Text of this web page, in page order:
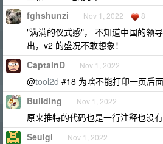
fghshunzi Nov 1, 2022 8
"满满的仪式感"， 不知道中国的领
出，v2 的盛况不敢想象！
CaptainD Nov 1, 2022
@tool2d #18 为啥不能打印一页后
Building Nov 1, 2022
原来推特的代码也是一行注释也没
Seulgi Nov 1, 2022